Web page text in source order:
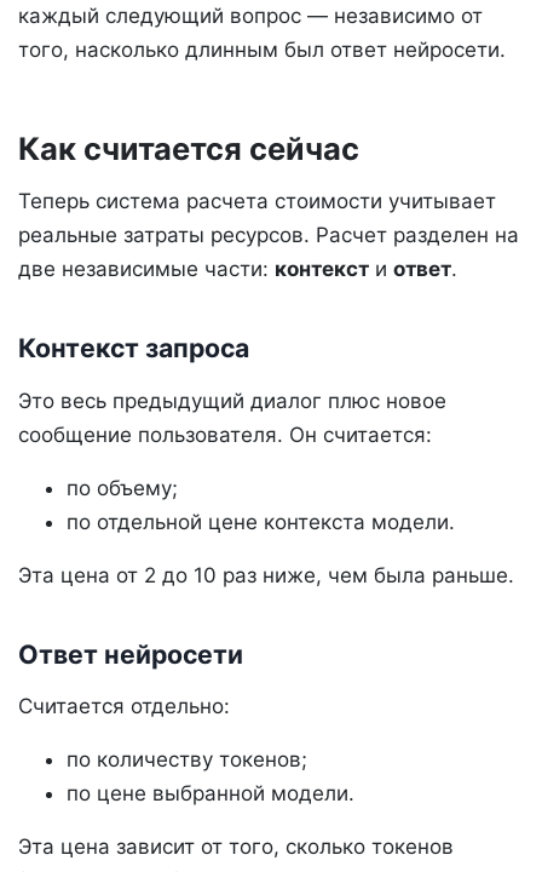
каждый следующий вопрос — независимо от
того, насколько длинным был ответ нейросети.
Как считается сейчас
Теперь система расчета стоимости учитывает
реальные затраты ресурсов. Расчет разделен на
две независимые части: контекст и ответ.
Контекст запроса
Это весь предыдущий диалог плюс новое
сообщение пользователя. Он считается:
по объему;
по отдельной цене контекста модели.
Эта цена от 2 до 10 раз ниже, чем была раньше.
Ответ нейросети
Считается отдельно:
по количеству токенов;
по цене выбранной модели.
Эта цена зависит от того, сколько токенов